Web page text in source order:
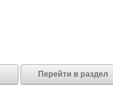
Перейти в раздел